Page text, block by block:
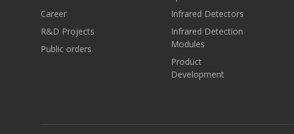
Career
R&D Projects
Public orders
Infrared Detectors
Infrared Detection
Modules
Product
Development